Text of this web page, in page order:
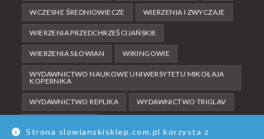
Strona slowianskisklep.com.pl korzysta z
WCZESNE ŚREDNIOWIECZE WIERZENIA I ZWYCZAJE
WIERZENIA PRZEDCHRZEŚCIJAŃSKIE
WIERZENIA SŁOWIAN WIKINGOWIE
WYDAWNICTWO NAUKOWE UNIWERSYTETU MIKOŁAJA
KOPERNIKA
WYDAWNICTWO REPLIKA WYDAWNICTWO TRIGLAV